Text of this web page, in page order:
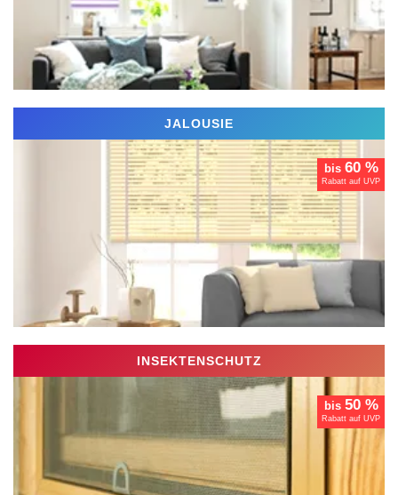
JALOUSIE
bis 60 %
Rabatt auf UVP
INSEKTENSCHUTZ
bis 50 %
Rabatt auf UVP